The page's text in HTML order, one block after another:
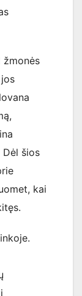
žmonės
šios
kai